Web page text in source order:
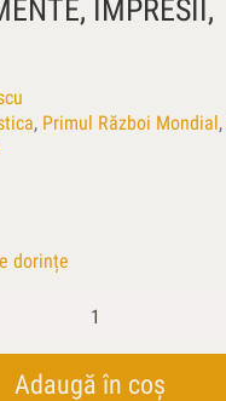
IMPRESII,
, Primul Război Mondial ,
dorințe
Adaugă în coș